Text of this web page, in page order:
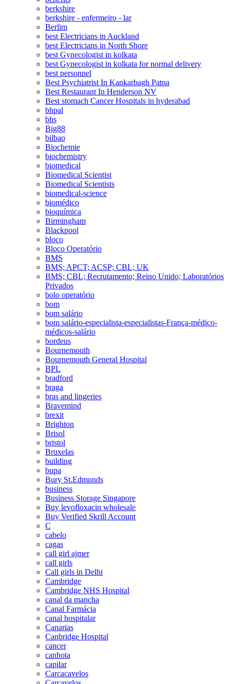
berkshire
berkshire - enfermeiro - lar
Berlim
best Electricians in Auckland
best Electricians in North Shore
best Gynecologist in kolkata
best Gynecologist in kolkata for normal delivery
best personnel
Best Psychiatrist In Kankarbagh Patna
Best Restaurant In Henderson NV
Best stomach Cancer Hospitals in hyderabad
bhpal
bhs
Big88
bilbao
Biochemie
biochemistry
biomedical
Biomedical Scientist
Biomedical Scientists
biomedical-science
biomédico
bioquímica
Birmingham
Blackpool
bloco
Bloco Operatório
BMS
BMS; APCT; ACSP; CBL; UK
BMS; CBL; Recrutamento; Reino Unido; Laboratórios
Privados
bolo operatório
bom
bom salário
bom salário-especialista-especialistas-França-médico-
médicos-salário
bordeus
Bournemouth
Bournemouth General Hospital
BPL
bradford
braga
bras and lingeries
Bravemind
brexit
Brighton
Brisol
bristol
Bruxelas
building
bupa
Bury St.Edmunds
business
Business Storage Singapore
Buy levofloxacin wholesale
Buy Verified Skrill Account
C
cabelo
cagas
call girl ajmer
call girls
Call girls in Delhi
Cambridge
Cambridge NHS Hospital
canal da mancha
Canal Farmácia
canal hospitalar
Canarias
Canbridge Hospital
cancer
canhota
capilar
Carcacavelos